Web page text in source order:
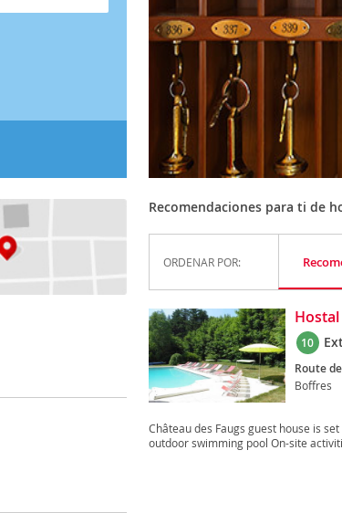
Recomendaciones para ti de
ORDENAR POR:
Hostal
10
Route
Boffres
Château des Faugs guest house is
outdoor swimming pool On-site